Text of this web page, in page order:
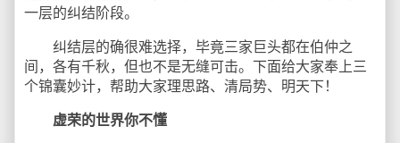
一层的纠结阶段。
纠结层的确很难选择，毕竟三家巨头都在伯仲之
间，各有千秋，但也不是无缝可击。下面给大家奉上三
个锦囊妙计，帮助大家理思路、清局势、明天下！
虚荣的世界你不懂